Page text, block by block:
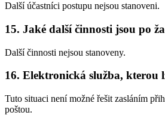
Další účastníci postupu nejsou stanoveni.
15. Jaké další činnosti jsou po
Další činnosti nejsou stanoveny.
16. Elektronická služba, kterou
Tuto situaci není možné řešit zasláním
poštou.